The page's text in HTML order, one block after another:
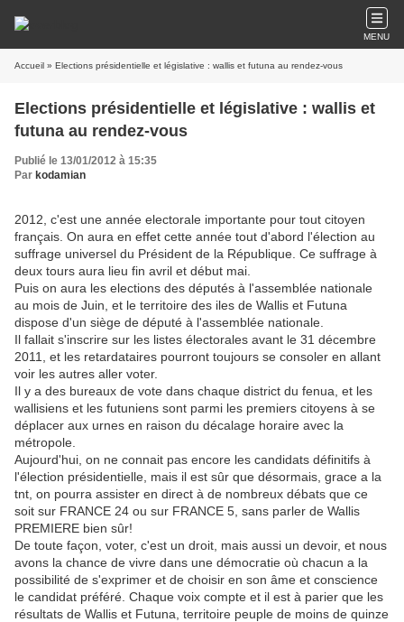
MENU
Accueil » Elections présidentielle et législative : wallis et futuna au rendez-vous
Elections présidentielle et législative : wallis et
futuna au rendez-vous
Publié le 13/01/2012 à 15:35
Par kodamian
2012, c'est une année electorale importante pour tout citoyen
français. On aura en effet cette année tout d'abord l'élection au
suffrage universel du Président de la République. Ce suffrage à
deux tours aura lieu fin avril et début mai.
Puis on aura les elections des députés à l'assemblée nationale
au mois de Juin, et le territoire des iles de Wallis et Futuna
dispose d'un siège de député à l'assemblée nationale.
Il fallait s'inscrire sur les listes électorales avant le 31 décembre
2011, et les retardataires pourront toujours se consoler en allant
voir les autres aller voter.
Il y a des bureaux de vote dans chaque district du fenua, et les
wallisiens et les futuniens sont parmi les premiers citoyens à se
déplacer aux urnes en raison du décalage horaire avec la
métropole.
Aujourd'hui, on ne connait pas encore les candidats définitifs à
l'élection présidentielle, mais il est sûr que désormais, grace a la
tnt, on pourra assister en direct à de nombreux débats que ce
soit sur FRANCE 24 ou sur FRANCE 5, sans parler de Wallis
PREMIERE bien sûr!
De toute façon, voter, c'est un droit, mais aussi un devoir, et nous
avons la chance de vivre dans une démocratie où chacun a la
possibilité de s'exprimer et de choisir en son âme et conscience
le candidat préféré. Chaque voix compte et il est à parier que les
résultats de Wallis et Futuna, territoire peuple de moins de quinze